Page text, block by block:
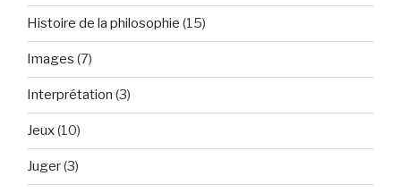
Histoire de la philosophie (15)
Images (7)
Interprétation (3)
Jeux(10)
Juger(3)